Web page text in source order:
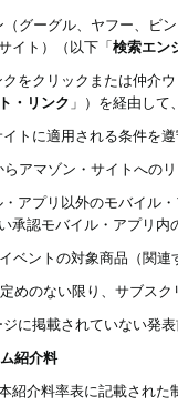
グーグル、ヤフー、ビ
イト）（以下「検索エン
をクリックまたは仲介
・リンク 」）を経由して
トに適用される条件を
アマゾン・サイトへの
アプリ以外のモバイル
承認モバイル・アプリ内
ベントの対象商品（関
めのない限り、サブス
に掲載されていない発
紹介料
紹介料率表に記載された